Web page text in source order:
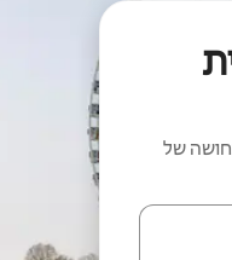
של
למעלה ולמטה או לעיין